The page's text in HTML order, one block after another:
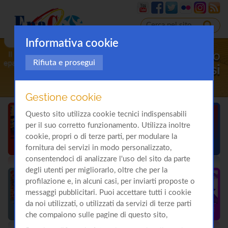
Il sito
Cirrosi
Informativa cookie
Rifiuta e prosegui
Gestione cookie
Questo sito utilizza cookie tecnici indispensabili
per il suo corretto funzionamento. Utilizza inoltre
cookie, propri o di terze parti, per modulare la
fornitura dei servizi in modo personalizzato,
consentendoci di analizzare l'uso del sito da parte
degli utenti per migliorarlo, oltre che per la
profilazione e, in alcuni casi, per inviarti proposte o
messaggi pubblicitari. Puoi accettare tutti i cookie
da noi utilizzati, o utilizzati da servizi di terze parti
che compaiono sulle pagine di questo sito,
premendo il pulsante "Accetta tutti i cookie"